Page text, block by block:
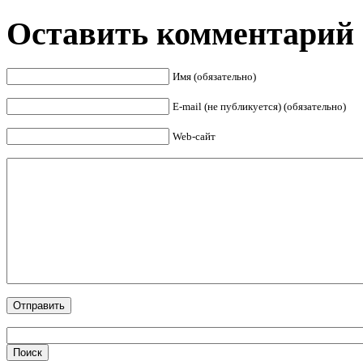
Оставить комментарий
Имя (обязательно)
E-mail (не публикуется) (обязательно)
Web-сайт